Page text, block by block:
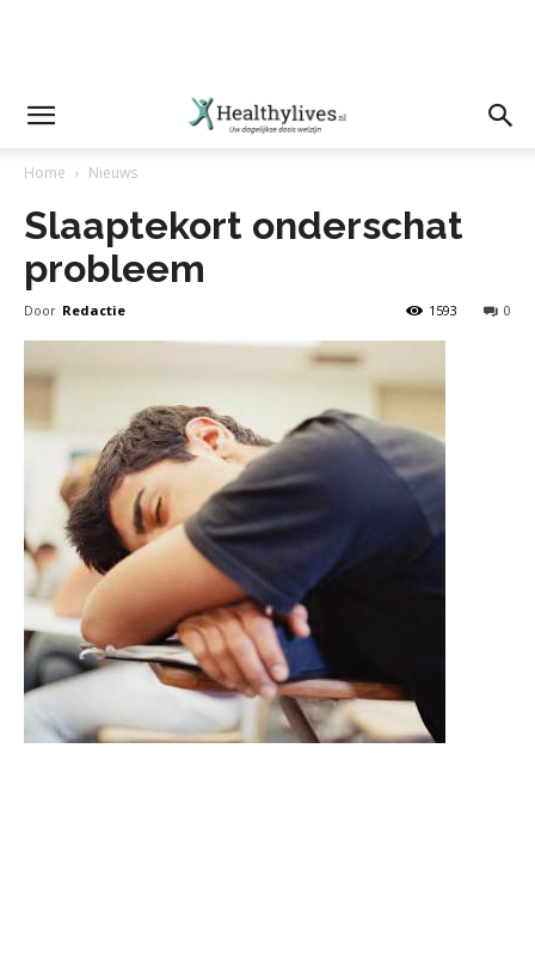
Home Nieuws
Slaaptekort onderschat
probleem
Door Redactie 0
1593